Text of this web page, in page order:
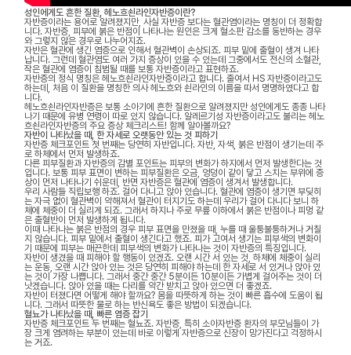
성인에게도 흔한 질환, 헤노흐쇤라인자반증이란?
자반증이라는 용어로 알려졌지만, 사실 자반증 보다는 혈관염이라는 명칭이 더 정확합
니다. 자반증, 피부에 붉은 반점이 나타나는 원인은 크게 혈소판 감소를 동반하는 경우
와 그렇지 않은 경우로 나누어지죠.
자반은 혈관에 생긴 염증으로 인해서 혈관벽이 손상되죠. 피부 밑에 출혈이 생겨 나타
납니다. 그런데 혈관염도 여러 가지 증상이 있을 수 있는데 그중에서도 전신의 소혈관,
작은 혈관에 염증이 침범될 때를 보통 자반증이라고 표현하죠.
자반증의 정식 명칭은 헤노흐쇤라인자반증이라고 합니다. 줄여서 HS 자반증이라고도
하는데, 처음 이 질환을 명칭한 의사 헤노흐와 쇤라인의 이름을 따서 명명하였다고 합
니다.
헤노흐쇤라인자반증은 보통 소아기에 흔한 질환으로 알려졌지만 성인에게도 종종 나타
나기 때문에 유병 연령이 따로 있지 않습니다. 알레르기성 자반증이라고도 불리는 헤노
흐쇤라인자반증의 주요 증상 체크리스트! 함께 알아볼까요?
자반이 나타났을 때, 한 자세로 오랫동안 있는 것 피하기
자반증 체크포인트 첫 번째는 당연히 자반입니다. 자반, 자색, 붉은 반점이 생기는데 주
로 하체에서 먼저 발생하죠.
다른 피부질환과 자반증의 감별 포인트는 피부의 변화가 하지에서 먼저 발생한다는 것
입니다. 보통 피부 표면이 변하는 피부질환은 오금, 엉덩이 같이 닿고 스치는 부위에 증
상이 먼저 나타나기 쉬운데, 반면 자반증은 혈관에 염증이 생겨서 발생합니다.
우리 사람들 직립보행 하죠. 걸어 다니고 앉아 있습니다. 혈관에 염증이 생기면 부딪히
는 자극 없이 혈관벽이 약해져서 혈관이 터지기도 하는데 우리가 걸어 다니다 보니 하
체에 체중이 더 실리게 되죠. 그래서 하지나 주로 무릎 이하에서 붉은 반점이나 피멍 같
은 출혈반이 먼저 발생하게 됩니다.
이때 나타나는 붉은 반점의 경우 피부 표면을 만졌을 때, 누를 때 울퉁불퉁하거나 거칠
지 않습니다. 피부 밑에서 출혈이 생긴다고 했죠. 피가 고여서 생기는 피부색의 변화이
기 때문에 피부는 매끈한데 피부색의 변화가 나타나는 것이 자반증의 특징입니다.
자반이 생겼을 때 피해야 할 행동이 있겠죠. 오랜 시간 서 있는 것, 하체에 체중이 실리
는 운동, 오랜 시간 앉아 있는 것은 당연히 피해야 하는데 한 자세로 서 있거나 앉아 있
는 것이 가장 나쁩니다. 그래서 중간 중간 5분이든 10분이든 가볍게 걸어주는 것이 더
낫겠습니다. 앉아 있을 때는 다리를 약간 받치고 앉아 있으면 더 좋겠죠.
자반이 터졌다면 어떻게 해야 할까요? 몸을 따뜻하게 하는 것이 빠른 흡수에 도움이 됩
니다. 그래서 따뜻한 물로 하는 반신욕도 좋은 방법이 되겠습니다.
혈뇨가 나타났을 때, 빠른 염증 잡기
자반증 체크포인트 두 번째는 혈뇨죠. 자반증, 특히 소아자반증 환자의 부모님들이 가
장 크게 염려하는 부분이 있는데 바로 이렇게 자반증으로 신장이 망가진다고 걱정하시
는 거죠.